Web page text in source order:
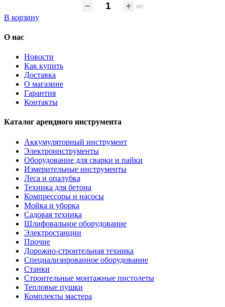
шт
В корзину
О нас
Новости
Как купить
Доставка
О магазине
Гарантия
Контакты
Каталог арендного инструмента
Аккумуляторный инструмент
Электроинструменты
Оборудование для сварки и пайки
Измерительные инструменты
Леса и опалубка
Техника для бетона
Компрессоры и насосы
Мойка и уборка
Садовая техника
Шлифовальное оборудование
Электростанции
Прочие
Дорожно-строительная техника
Специализированное оборудование
Станки
Строительные монтажные пистолеты
Тепловые пушки
Комплекты мастера